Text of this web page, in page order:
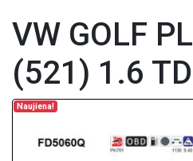
VW GOLF
(521) 1.6
Naujiena!